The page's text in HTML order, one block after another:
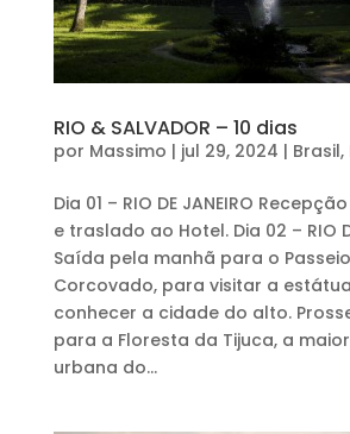
RIO & SALVADOR – 10 dias
por Massimo | jul 29, 2024 | Brasil,
Dia 01 – RIO DE JANEIRO
e traslado ao Hotel. Dia 02 – RIO
Saída pela manhã para o
Corcovado, para visitar a
conhecer a cidade do alto.
para a Floresta da Tijuca, a
urbana do...